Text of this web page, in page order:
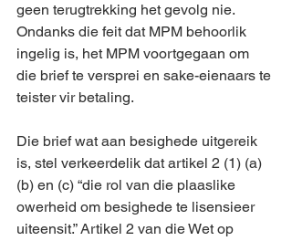
geen terugtrekking het gevolg nie.
Ondanks die feit dat MPM behoorlik
ingelig is, het MPM voortgegaan om
die brief te versprei en sake-eienaars te
teister vir betaling.
Die brief wat aan besighede uitgereik
is, stel verkeerdelik dat artikel 2 (1) (a)
(b) en (c) “die rol van die plaaslike
owerheid om besighede te lisensieer
uiteensit.” Artikel 2 van die Wet op